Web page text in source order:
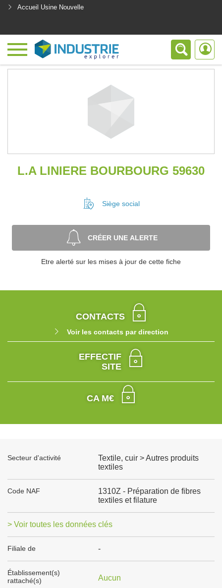
Accueil Usine Nouvelle
L.A LINIERE BOURBOURG 59630
Siège social
CRÉER UNE ALERTE
Etre alerté sur les mises à jour de cette fiche
CONTACTS
Voir les contacts par direction
EFFECTIF
SITE
CA M€
Secteur d'activité
Textile, cuir > Autres produits
textiles
Code NAF
1310Z - Préparation de fibres
textiles et filature
> Voir toutes les données clés
Filiale de -
Établissement(s)
rattaché(s)
Aucun